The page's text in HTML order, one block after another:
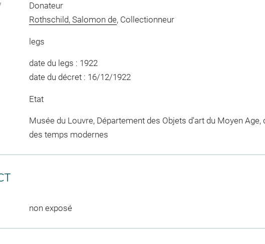
Donateur
Rothschild, Salomon de, Collectionneur
legs
date du legs : 1922
date du décret : 16/12/1922
Etat
Musée du Louvre, Département des Objets d'art du Moyen Age,
des temps modernes
non exposé